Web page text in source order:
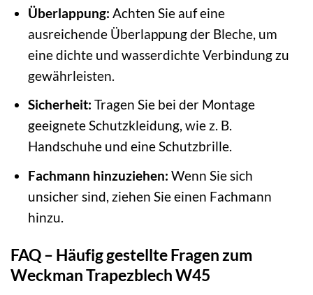
Überlappung: Achten Sie auf eine
ausreichende Überlappung der Bleche, um
eine dichte und wasserdichte Verbindung zu
gewährleisten.
Sicherheit: Tragen Sie bei der Montage
geeignete Schutzkleidung, wie z. B.
Handschuhe und eine Schutzbrille.
Fachmann hinzuziehen: Wenn Sie sich
unsicher sind, ziehen Sie einen Fachmann
hinzu.
FAQ – Häufig gestellte Fragen zum
Weckman Trapezblech W45